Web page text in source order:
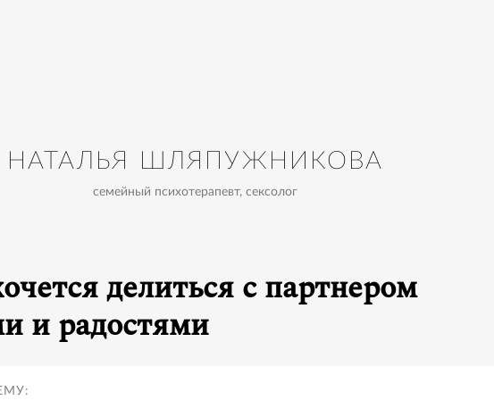
НАТАЛЬЯ ШЛЯПУЖНИКОВА
семейный психотерапевт, сексолог
делиться с партнером
и радостями